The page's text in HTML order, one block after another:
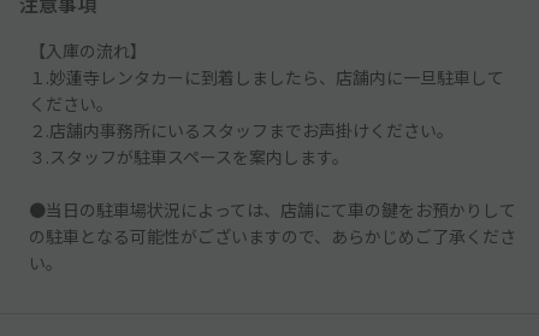
【入庫の流れ】
１.妙蓮寺レンタカーに到着しましたら、店舗内に一旦駐車して
ください。
２.店舗内事務所にいるスタッフまでお声掛けください。
３.スタッフが駐車スペースを案内します。
●当日の駐車場状況によっては、店舗にて車の鍵をお預かりして
の駐車となる可能性がございますので、あらかじめご了承くださ
い。